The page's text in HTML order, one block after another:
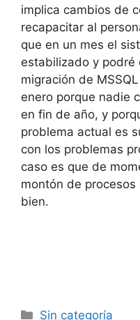
implica cambios de
recapacitar al
que en un mes el
estabilizado y podré
migración de
enero porque nadie
en fin de año, y
problema actual es
con los problemas
caso es que de
montón de
bien.
Categorías
Sin categoría